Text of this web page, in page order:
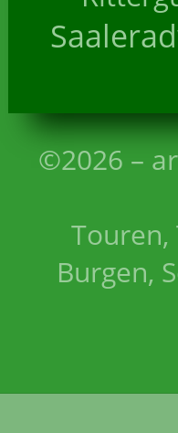
©2026 –
Touren,
Burgen,